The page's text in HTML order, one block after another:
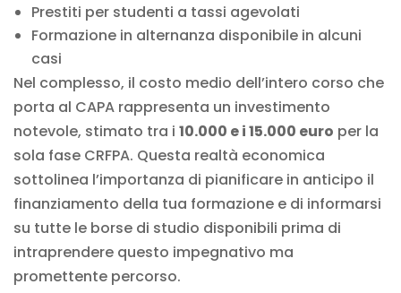
Prestiti per studenti a tassi agevolati
Formazione in alternanza disponibile in alcuni
casi
Nel complesso, il costo medio dell’intero corso che
porta al CAPA rappresenta un investimento
notevole, stimato tra i 10.000 e i 15.000 euro per la
sola fase CRFPA. Questa realtà economica
sottolinea l’importanza di pianificare in anticipo il
finanziamento della tua formazione e di informarsi
su tutte le borse di studio disponibili prima di
intraprendere questo impegnativo ma
promettente percorso.